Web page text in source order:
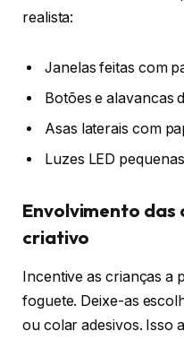
realista:
Janelas feitas com
Botões e alavancas
Asas laterais com
Luzes LED
Envolvimento das
criativo
Incentive as crianças a
foguete. Deixe-as
ou colar adesivos. Isso